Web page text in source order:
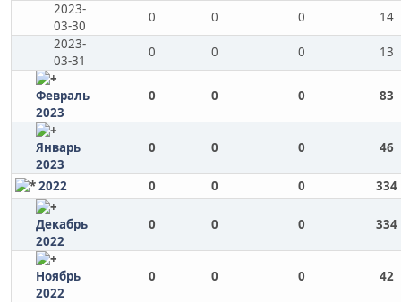
2023-
03-30
0 0 0
14
2023-
03-31
0 0 0 13
Февраль
2023
0 0 0 83
Январь
2023
0 0 0 46
2022 0 0 0 334
Декабрь
2022
0 0 0 334
Ноябрь
2022
0 0 0 42